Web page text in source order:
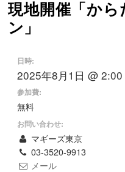
現地開催「
現地開催「から
ン」
日時:
2025年8月1日 @
参加費:
無料
お問い合わせ:
マギーズ東京
03-3520-9913
メール